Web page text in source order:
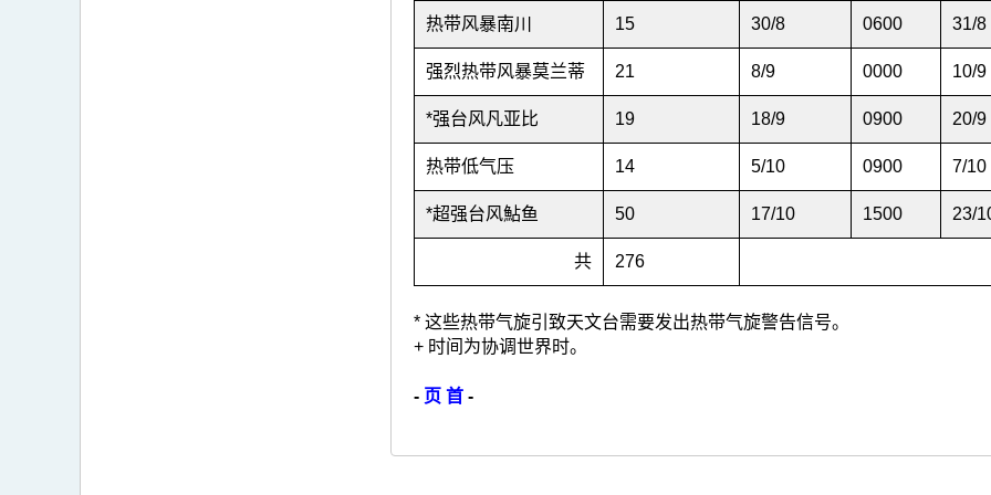
热带风暴南川 15 30/8 0600 31/8
强烈热带风暴莫兰蒂 21 8/9 0000 10/9
*强台风凡亚比 19 18/9 0900 20/9
热带低气压 14 5/10 0900 7/10
*超强台风鮎鱼 50 17/10 1500 23/
共 276
* 这些热带气旋引致天文台需要发出热带气旋警告信号。
+ 时间为协调世界时。
- 页 首 -